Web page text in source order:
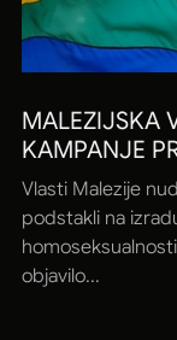
MALEZIJSKA
KAMPANJE
Vlasti Malezije
podstakli na
objavilo...